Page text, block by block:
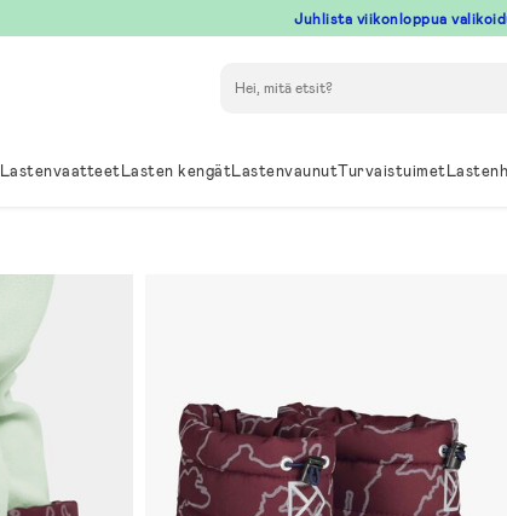
Juhlista viikonloppua
LastenvaatteetLasten kengätLastenvaunutTurvaistuimet